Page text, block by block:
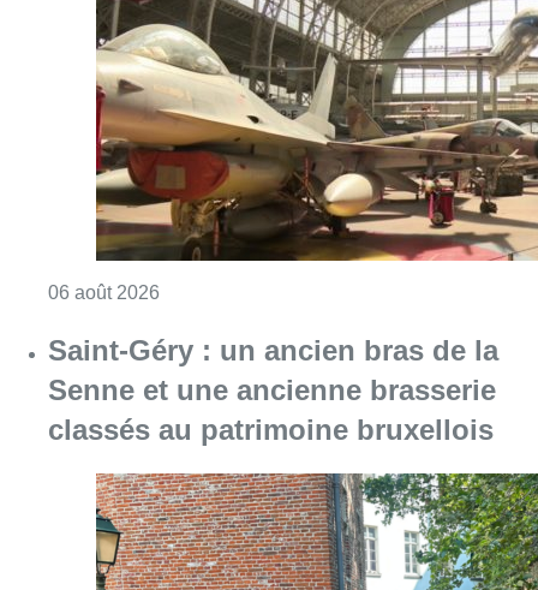
Saint-Géry : un ancien bras de la
Senne et une ancienne brasserie
classés au patrimoine bruxellois
06 août 2026Consulter l'article "Saint-Géry : un ancien